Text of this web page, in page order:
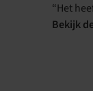
“Het
Bekijk